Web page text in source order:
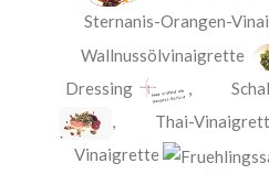
Sternanis-Orangen-
Wallnussölvinaigrette
Dressing
,
, Thai-
Vinaigrette